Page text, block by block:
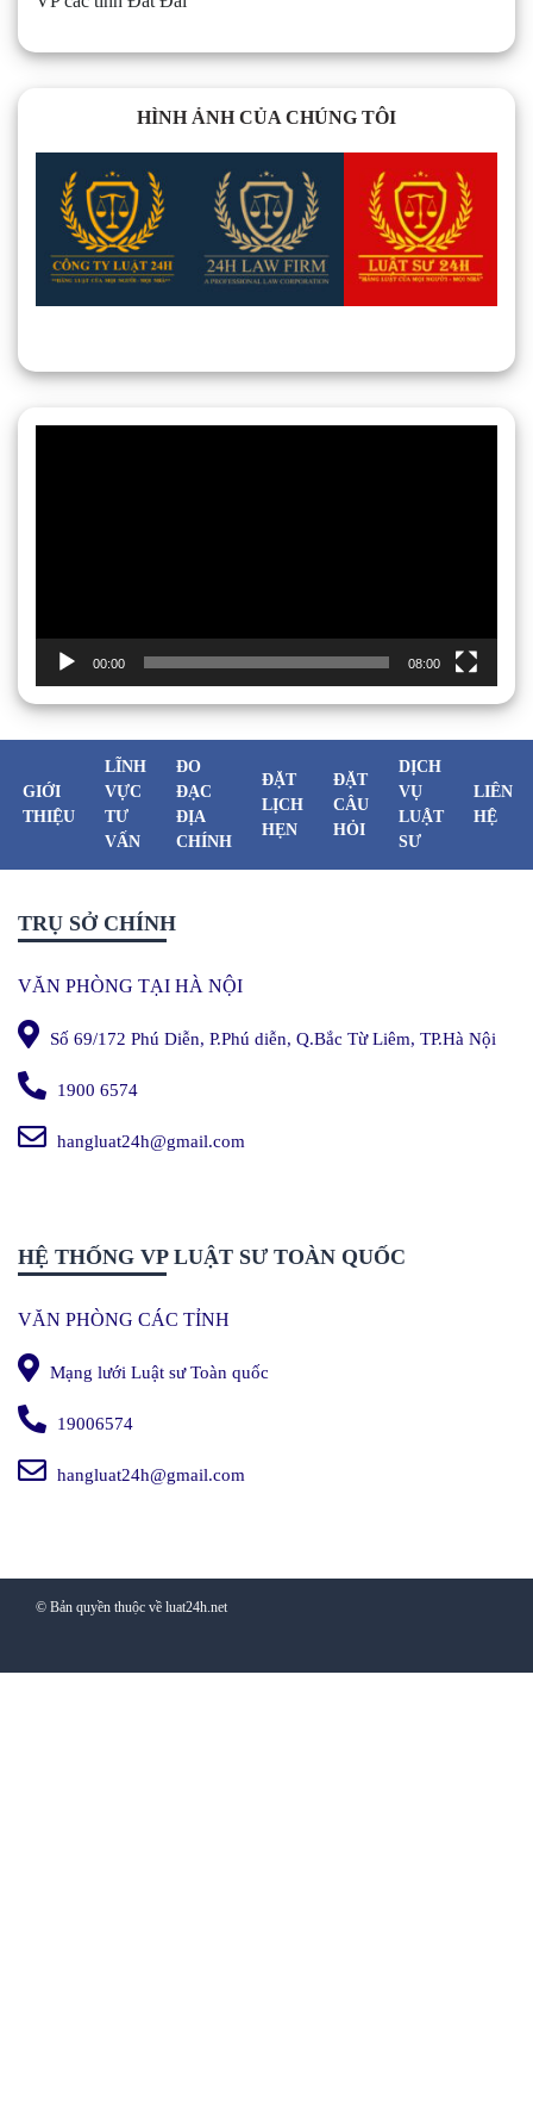
HÌNH ẢNH CỦA CHÚNG TÔI
00:00 08:00
GIỚI
THIỆU
LĨNH
VỰC
TƯ
VẤN
ĐO
ĐẠC
ĐỊA
CHÍNH
ĐẶT
LỊCH
HẸN
ĐẶT
CÂU
HỎI
DỊCH
VỤ
LUẬT
SƯ
LIÊN
HỆ
TRỤ SỞ CHÍNH
VĂN PHÒNG TẠI HÀ NỘI
Số 69/172 Phú Diễn, P.Phú diễn, Q.Bắc Từ Liêm, TP.Hà Nội
1900 6574
hangluat24h@gmail.com
HỆ THỐNG VP LUẬT SƯ TOÀN QUỐC
VĂN PHÒNG CÁC TỈNH
Mạng lưới Luật sư Toàn quốc
19006574
hangluat24h@gmail.com
© Bản quyền thuộc về luat24h.net